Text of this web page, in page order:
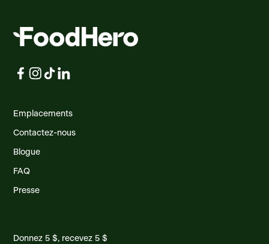
Emplacements
Contactez-nous
Blogue
FAQ
Presse
Donnez 5 $, recevez 5 $